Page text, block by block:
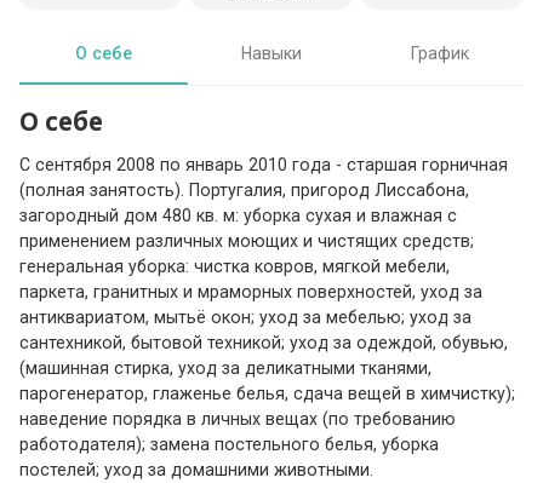
О себе Навыки График
О себе
С сентября 2008 по январь 2010 года - старшая горничная
(полная занятость). Португалия, пригород Лиссабона,
загородный дом 480 кв. м: уборка сухая и влажная с
применением различных моющих и чистящих средств;
генеральная уборка: чистка ковров, мягкой мебели,
паркета, гранитных и мраморных поверхностей, уход за
антиквариатом, мытьё окон; уход за мебелью; уход за
сантехникой, бытовой техникой; уход за одеждой, обувью,
(машинная стирка, уход за деликатными тканями,
парогенератор, глаженье белья, сдача вещей в химчистку);
наведение порядка в личных вещах (по требованию
работодателя); замена постельного белья, уборка
постелей; уход за домашними животными.